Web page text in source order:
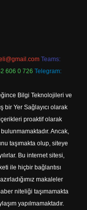
Teams:
606 0 726 Telegram:
Bilgi Teknolojileri ve
bir Yer Sağlayıcı olarak
proaktif olarak
Ancak,
taşımakta olup, siteye
Bu internet sitesi,
ile hiçbir bağlantısı
makaleler
niteliği taşımamakta
yapılmamaktadır.